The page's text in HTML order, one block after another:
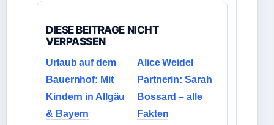
DIESE BEITRAGE NICHT
VERPASSEN
Urlaub auf dem
Bauernhof: Mit
Kindern in Allgäu
& Bayern
Alice Weidel
Partnerin: Sarah
Bossard – alle
Fakten